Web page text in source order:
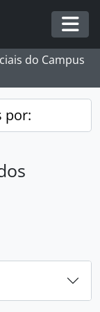
do Campus
por: